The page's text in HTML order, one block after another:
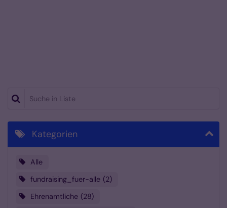
Suche in Liste
Kategorien
Alle
fundraising_fuer-alle 2
Ehrenamtliche 28